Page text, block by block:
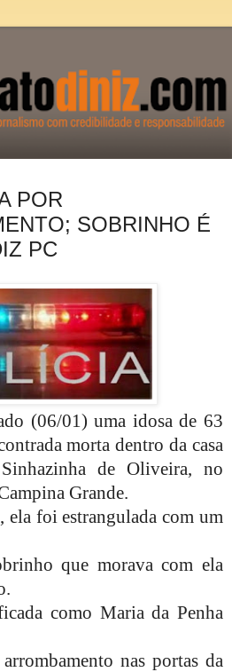
POR
SOBRINHO É
PC
(06/01) uma idosa de 63
morta dentro da casa
de Oliveira, no
Grande.
ela foi estrangulada com um
que morava com ela
como Maria da Penha
nas portas da